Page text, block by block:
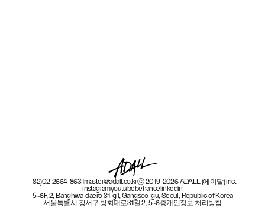
+82)02-2664-8631master@adall.co.krⓒ 2019-2026 ADALL (에이달) inc.
instagramyoutubebehancelinkedin
5~6F, 2, Banghwa-daero 31-gil, Gangseo-gu, Seoul, Republic of Korea
서울특별시 강서구 방화대로31길 2, 5~6층개인정보 처리방침